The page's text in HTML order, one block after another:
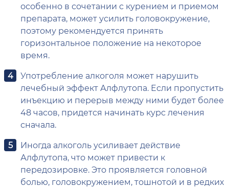
особенно в сочетании с курением и приемом
препарата, может усилить головокружение,
поэтому рекомендуется принять
горизонтальное положение на некоторое
время.
Употребление алкоголя может нарушить
лечебный эффект Алфлутопа. Если пропустить
инъекцию и перерыв между ними будет более
48 часов, придется начинать курс лечения
сначала.
Иногда алкоголь усиливает действие
Алфлутопа, что может привести к
передозировке. Это проявляется головной
болью, головокружением, тошнотой и в редких